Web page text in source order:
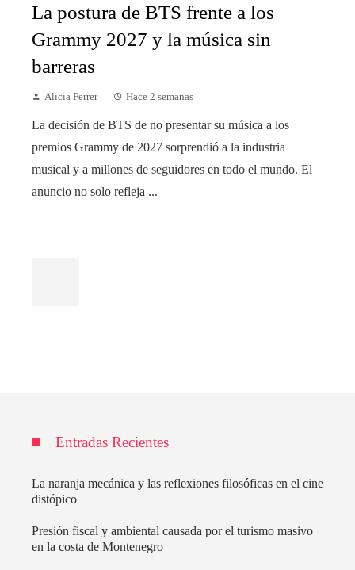
La postura de BTS frente a los
Grammy 2027 y la música sin
barreras
Alicia Ferrer Hace 2 semanas
La decisión de BTS de no presentar su música a los
premios Grammy de 2027 sorprendió a la industria
musical y a millones de seguidores en todo el mundo. El
anuncio no solo refleja ...
Entradas Recientes
La naranja mecánica y las reflexiones filosóficas en el cine
distópico
Presión fiscal y ambiental causada por el turismo masivo
en la costa de Montenegro